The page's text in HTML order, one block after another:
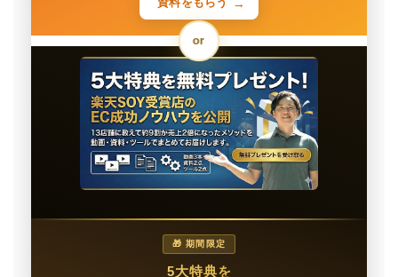
資料をもらう →
or
🎁 期間限定
5大特典を